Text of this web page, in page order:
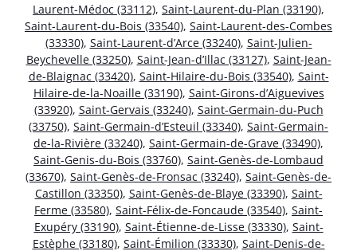
Laurent-Médoc (33112), Saint-Laurent-du-Plan (33190),
Saint-Laurent-du-Bois (33540), Saint-Laurent-des-Combes
(33330), Saint-Laurent-d’Arce (33240), Saint-Julien-
Beychevelle (33250), Saint-Jean-d’Illac (33127), Saint-Jean-
de-Blaignac (33420), Saint-Hilaire-du-Bois (33540), Saint-
Hilaire-de-la-Noaille (33190), Saint-Girons-d’Aiguevives
(33920), Saint-Gervais (33240), Saint-Germain-du-Puch
(33750), Saint-Germain-d’Esteuil (33340), Saint-Germain-
de-la-Rivière (33240), Saint-Germain-de-Grave (33490),
Saint-Genis-du-Bois (33760), Saint-Genès-de-Lombaud
(33670), Saint-Genès-de-Fronsac (33240), Saint-Genès-de-
Castillon (33350), Saint-Genès-de-Blaye (33390), Saint-
Ferme (33580), Saint-Félix-de-Foncaude (33540), Saint-
Exupéry (33190), Saint-Étienne-de-Lisse (33330), Saint-
Estèphe (33180), Saint-Émilion (33330), Saint-Denis-de-